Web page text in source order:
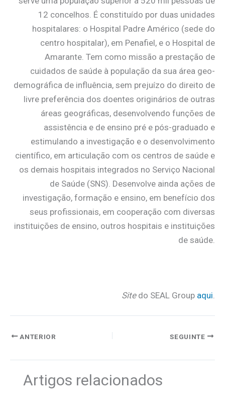
12 concelhos. É constituído por duas unidades
hospitalares: o Hospital Padre Américo (sede do
centro hospitalar), em Penafiel, e o Hospital de
Amarante. Tem como missão a prestação de
cuidados de saúde à população da sua área geo-
demográfica de influência, sem prejuízo do direito de
livre preferência dos doentes originários de outras
áreas geográficas, desenvolvendo funções de
assistência e de ensino pré e pós-graduado e
estimulando a investigação e o desenvolvimento
científico, em articulação com os centros de saúde e
os demais hospitais integrados no Serviço Nacional
de Saúde (SNS). Desenvolve ainda ações de
investigação, formação e ensino, em benefício dos
seus profissionais, em cooperação com diversas
instituições de ensino, outros hospitais e instituições
de saúde.
Sitedo SEAL Group aqui.
ANTERIOR SEGUINTE
Artigos relacionados